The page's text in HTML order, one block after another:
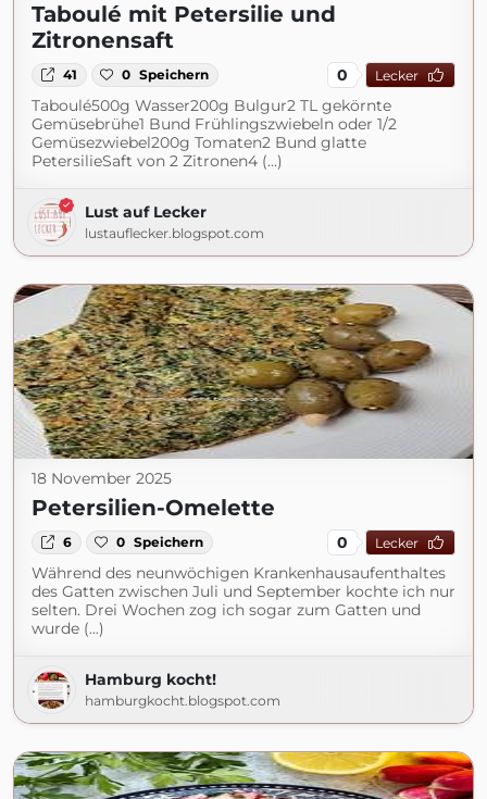
Taboulé mit Petersilie und
Zitronensaft
41 0 Speichern 0 Lecker
Taboulé500g Wasser200g Bulgur2 TL gekörnte
Gemüsebrühe1 Bund Frühlingszwiebeln oder 1/2
Gemüsezwiebel200g Tomaten2 Bund glatte
PetersilieSaft von 2 Zitronen4 (...)
Lust auf Lecker
lustauflecker.blogspot.com
18 November 2025
Petersilien-Omelette
6 0 Speichern 0 Lecker
Während des neunwöchigen Krankenhausaufenthaltes
des Gatten zwischen Juli und September kochte ich nur
selten. Drei Wochen zog ich sogar zum Gatten und
wurde (...)
Hamburg kocht!
hamburgkocht.blogspot.com